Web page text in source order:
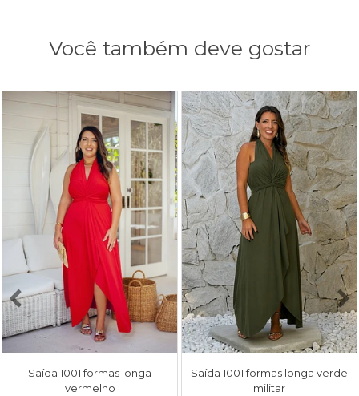
Você também deve gostar
Saída 1001 formas longa
vermelho
Saída 1001 formas longa verde
militar